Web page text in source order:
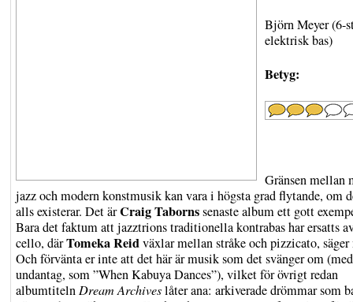
Björn Meyer (6-
elektrisk bas)
Betyg:
Gränsen mellan
jazz och modern konstmusik kan vara i högsta grad flytande, om
alls existerar. Det ärCraig Tabornssenaste album ett gott
Bara det faktum att jazztrions traditionella kontrabas har ersatts
cello, därTomeka Reidväxlar mellan stråke och pizzicato, säger
Och förvänta er inte att det här är musik som det svänger om
undantag, som ”When Kabuya Dances”), vilket för övrigt redan
albumtiteln Dream Archiveslåter ana: arkiverade drömmar som